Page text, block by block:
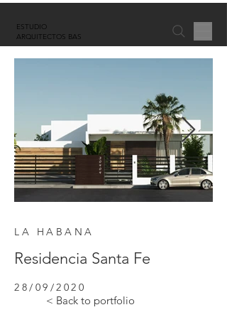
ESTUDIO
ARQUITECTOS BAS
LA HABANA
Residencia Santa Fe
28/09/2020
< Back to portfolio